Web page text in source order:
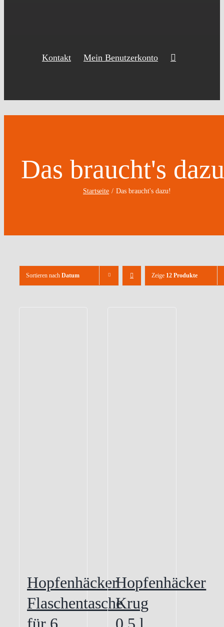
Kontakt Mein Benutzerkonto
Das braucht's
Startseite Das braucht's dazu!
Sortieren nach Datum Zeige 12 Produkte
Hopfenhäcker
Flaschentasche
Hopfenhäcker
Krug